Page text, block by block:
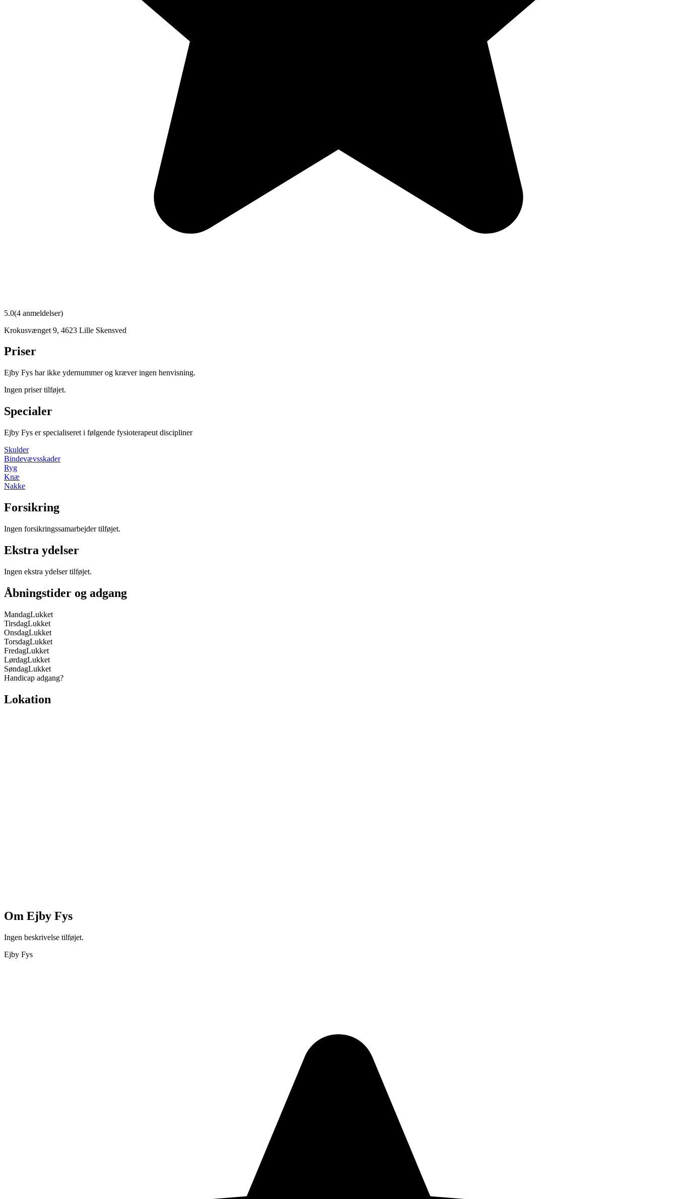
5.0(4 anmeldelser)
Krokusvænget 9, 4623 Lille Skensved
Priser
Ejby Fys har ikke ydernummer og kræver ingen henvisning.
Ingen priser tilføjet.
Specialer
Ejby Fys er specialiseret i følgende fysioterapeut discipliner
Skulder
Bindevævsskader
Ryg
Knæ
Nakke
Forsikring
Ingen forsikringssamarbejder tilføjet.
Ekstra ydelser
Ingen ekstra ydelser tilføjet.
Åbningstider og adgang
MandagLukket
TirsdagLukket
OnsdagLukket
TorsdagLukket
FredagLukket
LørdagLukket
SøndagLukket
Handicap adgang?
Lokation
Om Ejby Fys
Ingen beskrivelse tilføjet.
Ejby Fys